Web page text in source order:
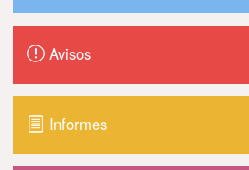
Avisos
Informes